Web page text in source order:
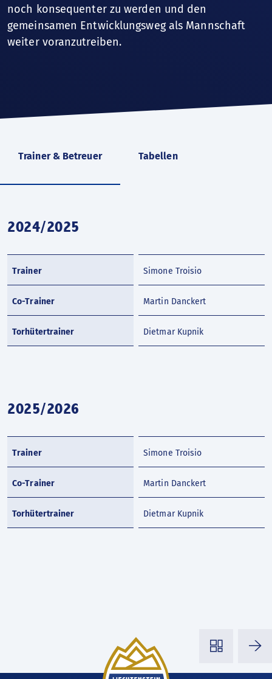
noch konsequenter zu werden und den
gemeinsamen Entwicklungsweg als Mannschaft
weiter voranzutreiben.
Trainer & Betreuer Tabellen
2024/2025
Trainer Simone Troisio
Co-Trainer Martin Danckert
Torhütertrainer Dietmar Kupnik
2025/2026
Trainer Simone Troisio
Co-Trainer Martin Danckert
Torhütertrainer Dietmar Kupnik
⭢
◳